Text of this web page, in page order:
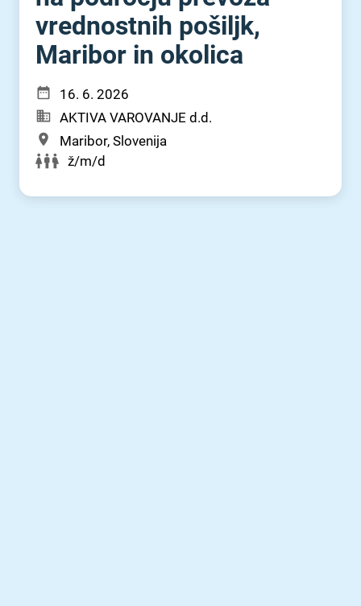
vrednostnih pošiljk,
Maribor in okolica
16. 6. 2026
AKTIVA VAROVANJE d.d.
Maribor, Slovenija
ž/m/d